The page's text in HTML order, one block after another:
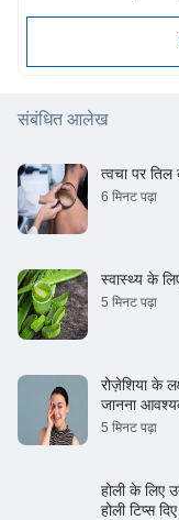
संबंधित आलेख
त्वचा पर
6 मिनट पढ़ा
स्वास्थ्य के
5 मिनट पढ़ा
रोज़ेशिया के
जानना
5 मिनट पढ़ा
होली के लिए
होली टिप्स